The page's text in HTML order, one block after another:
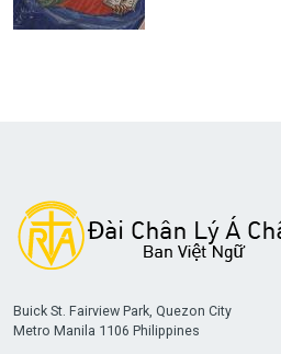
Buick St. Fairview Park, Quezon City
Metro Manila 1106 Philippines